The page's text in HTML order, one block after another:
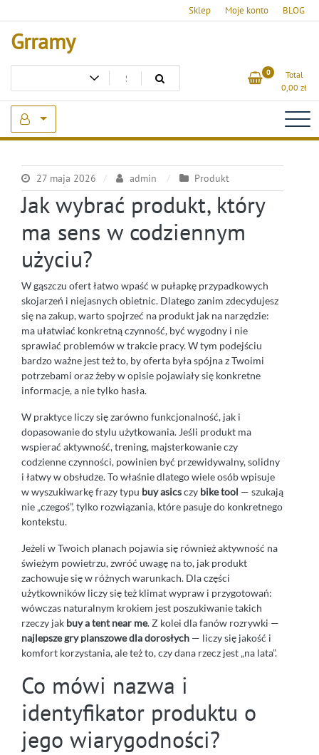
to
content
Sklep Moje konto BLOG
Grramy
0
Total
0,00 zł
27 maja 2026 admin Produkt
Jak wybrać produkt, który
ma sens w codziennym
użyciu?
W gąszczu ofert łatwo wpaść w pułapkę przypadkowych
skojarzeń i niejasnych obietnic. Dlatego zanim zdecydujesz
się na zakup, warto spojrzeć na produkt jak na narzędzie:
ma ułatwiać konkretną czynność, być wygodny i nie
sprawiać problemów w trakcie pracy. W tym podejściu
bardzo ważne jest też to, by oferta była spójna z Twoimi
potrzebami oraz żeby w opisie pojawiały się konkretne
informacje, a nie tylko hasła.
W praktyce liczy się zarówno funkcjonalność, jak i
dopasowanie do stylu użytkowania. Jeśli produkt ma
wspierać aktywność, trening, majsterkowanie czy
codzienne czynności, powinien być przewidywalny, solidny
i łatwy w obsłudze. To właśnie dlatego wiele osób wpisuje
w wyszukiwarkę frazy typu buy asicsczy bike tool — szukają
nie „czegoś”, tylko rozwiązania, które pasuje do konkretnego
kontekstu.
Jeżeli w Twoich planach pojawia się również aktywność na
świeżym powietrzu, zwróć uwagę na to, jak produkt
zachowuje się w różnych warunkach. Dla części
użytkowników liczy się też klimat wypraw i przygotowań:
wówczas naturalnym krokiem jest poszukiwanie takich
rzeczy jak buy a tent near me. Z kolei dla fanów rozrywki —
najlepsze gry planszowe dla dorosłych — liczy się jakość i
komfort korzystania, ale też to, czy dana rzecz jest „na lata”.
Co mówi nazwa i
identyfikator produktu o
jego wiarygodności?